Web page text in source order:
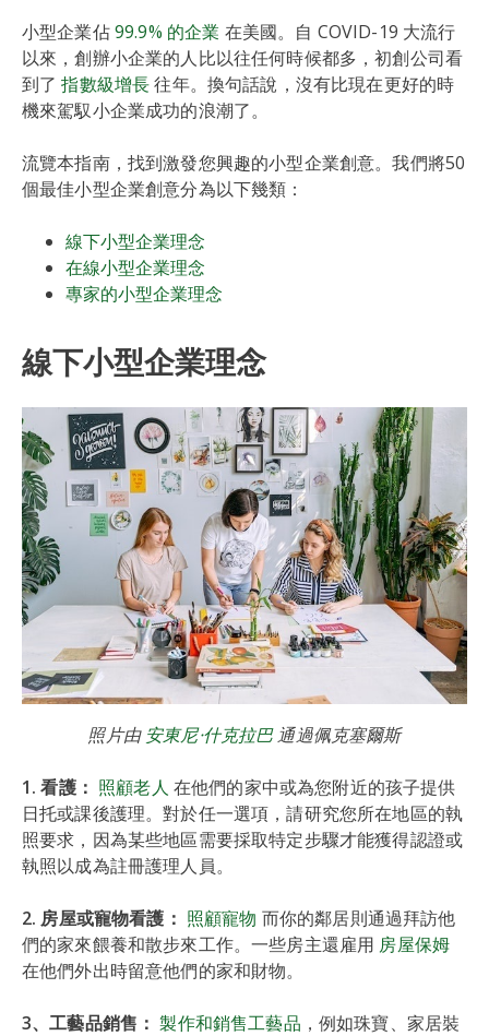
小型企業佔99.9% 的企業 在美國。自 COVID-19 大流行
以來，創辦小企業的人比以往任何時候都多，初創公司看
到了指數級增長往年。換句話說，沒有比現在更好的時
機來駕馭小企業成功的浪潮了。
流覽本指南，找到激發您興趣的小型企業創意。我們將50
個最佳小型企業創意分為以下幾類：
線下小型企業理念
在線小型企業理念
專家的小型企業理念
線下小型企業理念
照片由 安東尼·什克拉巴通過佩克塞爾斯
1. 看護： 照顧老人 在他們的家中或為您附近的孩子提供
日托或課後護理。對於任一選項，請研究您所在地區的執
照要求，因為某些地區需要採取特定步驟才能獲得認證或
執照以成為註冊護理人員。
2. 房屋或寵物看護： 照顧寵物 而你的鄰居則通過拜訪他
們的家來餵養和散步來工作。一些房主還雇用 房屋保姆
在他們外出時留意他們的家和財物。
3、工藝品銷售： 製作和銷售工藝品 ，例如珠寶、家居裝